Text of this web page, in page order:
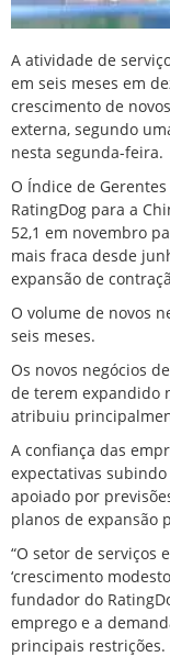
A atividade de
em seis meses em
crescimento ‌de
externa, segundo
nesta segunda-feira.
O Índice de
RatingDog para a
52,1 em novembro
mais fraca desde
expansão de
O volume de novos
seis meses.
Os novos negócios
de terem expandido
atribuiu
A confiança das
expectativas
apoiado por
planos de expansão
“O setor de serviços
‘crescimento
fundador do
emprego e a
principais restrições.